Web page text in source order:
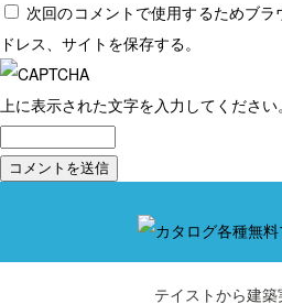
次回のコメントで使用するためブ
ドレス、サイトを保存する。
上に表示された文字を入力してください。
テイストから建
インダスト
インダスト
インダスト
インダスト